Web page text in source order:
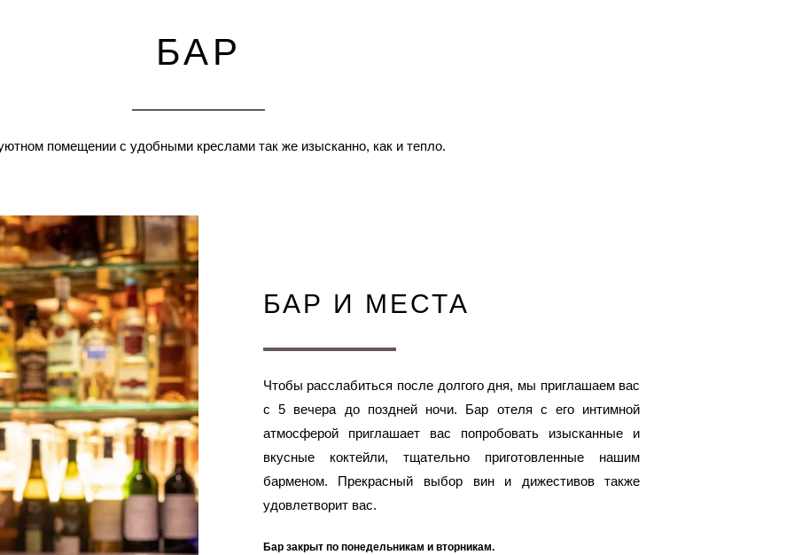
БАР
помещении с удобными креслами так же изысканно, как и тепло.
БАР И МЕСТА
Чтобы расслабиться после долгого дня, мы приглашаем вас
с 5 вечера до поздней ночи. Бар отеля с его интимной
атмосферой приглашает вас попробовать изысканные и
вкусные коктейли, тщательно приготовленные нашим
барменом. Прекрасный выбор вин и дижестивов также
удовлетворит вас.
Бар закрыт по понедельникам и вторникам.